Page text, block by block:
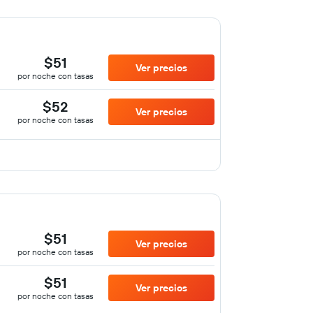
$51
por noche con tasas
Ver precios
$52
por noche con tasas
Ver precios
$51
por noche con tasas
Ver precios
$51
por noche con tasas
Ver precios